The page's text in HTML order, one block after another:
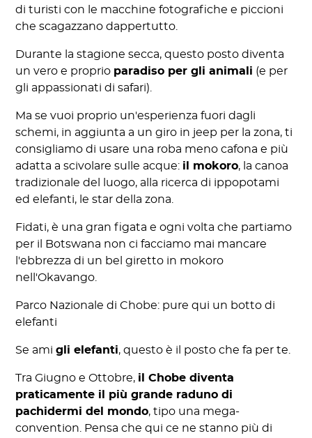
di turisti con le macchine fotografiche e piccioni
che scagazzano dappertutto.
Durante la stagione secca, questo posto diventa
un vero e proprio paradiso per gli animali (e per
gli appassionati di safari).
Ma se vuoi proprio un'esperienza fuori dagli
schemi, in aggiunta a un giro in jeep per la zona, ti
consigliamo di usare una roba meno cafona e più
adatta a scivolare sulle acque: il mokoro, la canoa
tradizionale del luogo, alla ricerca di ippopotami
ed elefanti, le star della zona.
Fidati, è una gran figata e ogni volta che partiamo
per il Botswana non ci facciamo mai mancare
l'ebbrezza di un bel giretto in mokoro
nell'Okavango.
Parco Nazionale di Chobe: pure qui un botto di
elefanti
Se amigli elefanti, questo è il posto che fa per te.
Tra Giugno e Ottobre, il Chobe diventa
praticamente il più grande raduno di
pachidermi del mondo, tipo una mega-
convention. Pensa che qui ce ne stanno più di